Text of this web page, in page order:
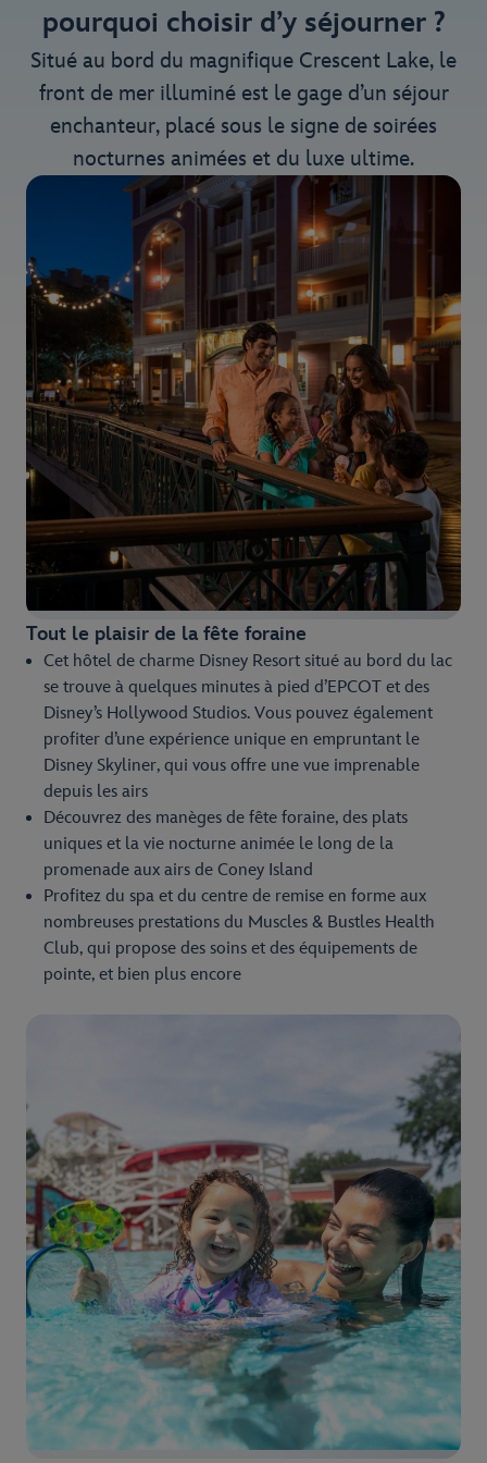
pourquoi choisir d’y séjourner ?
Situé au bord du magnifique Crescent Lake, le
front de mer illuminé est le gage d’un séjour
enchanteur, placé sous le signe de soirées
nocturnes animées et du luxe ultime.
Tout le plaisir de la fête foraine
Cet hôtel de charme Disney Resort situé au bord du lac
se trouve à quelques minutes à pied d’EPCOT et des
Disney’s Hollywood Studios. Vous pouvez également
profiter d’une expérience unique en empruntant le
Disney Skyliner, qui vous offre une vue imprenable
depuis les airs
Découvrez des manèges de fête foraine, des plats
uniques et la vie nocturne animée le long de la
promenade aux airs de Coney Island
Profitez du spa et du centre de remise en forme aux
nombreuses prestations du Muscles & Bustles Health
Club, qui propose des soins et des équipements de
pointe, et bien plus encore